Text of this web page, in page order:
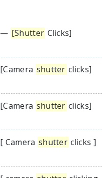
— [Shutter Clicks]
[Camera shutter clicks]
[Camera shutter clicks]
[ Camera shutter clicks ]